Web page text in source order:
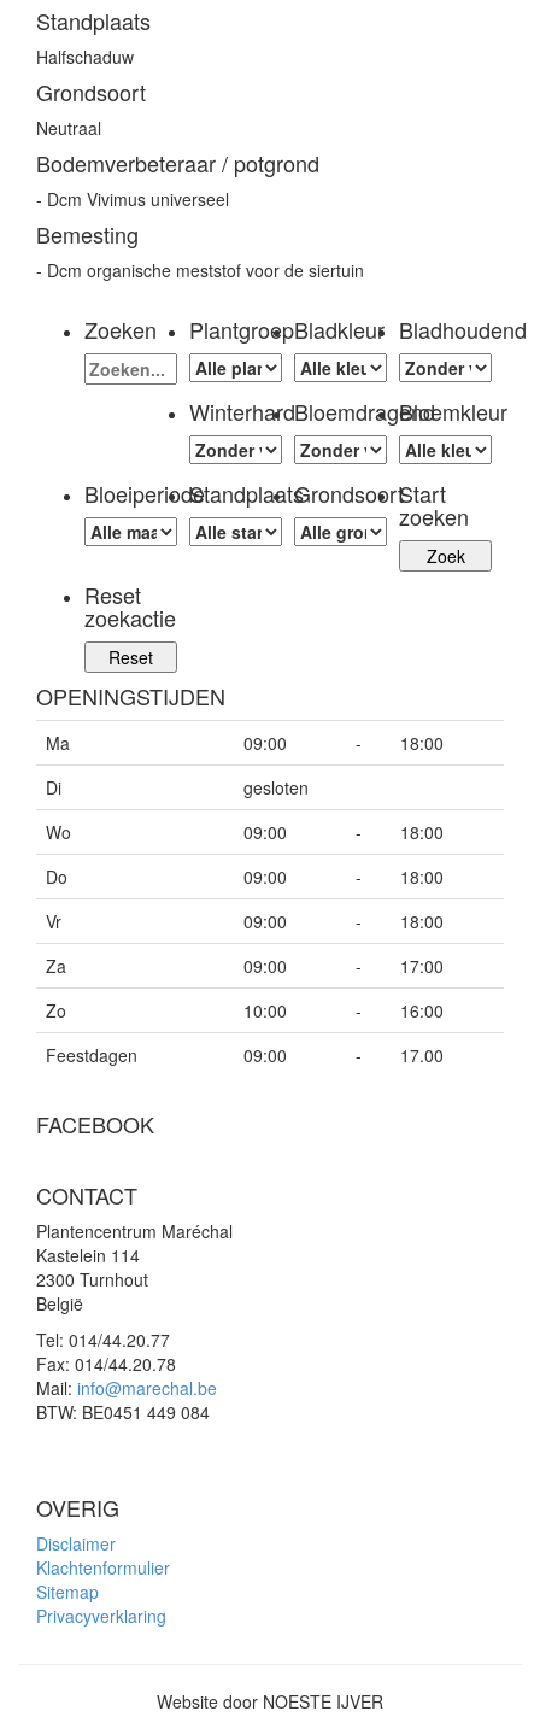
Standplaats
Halfschaduw
Grondsoort
Neutraal
Bodemverbeteraar / potgrond
- Dcm Vivimus universeel
Bemesting
- Dcm organische meststof voor de siertuin
Zoeken PlantgroepBladkleur Bladhoudend
WinterhardBloemdragendBloemkleur
BloeiperiodeStandplaatsGrondsoortStart
zoeken
Reset
zoekactie
OPENINGSTIJDEN
Ma 09:00 -
18:00
Di
gesloten
Wo
09:00 -
18:00
Do
09:00 -
18:00
Vr
09:00 -
18:00
Za
09:00 -
17:00
Zo
10:00 -
16:00
Feestdagen
09:00 - 17.00
FACEBOOK
CONTACT
Plantencentrum Maréchal
Kastelein 114
2300 Turnhout
België
Tel: 014/44.20.77
Fax: 014/44.20.78
Mail: info@marechal.be
BTW: BE0451 449 084
OVERIG
Disclaimer
Klachtenformulier
Sitemap
Privacyverklaring
Website door NOESTE IJVER